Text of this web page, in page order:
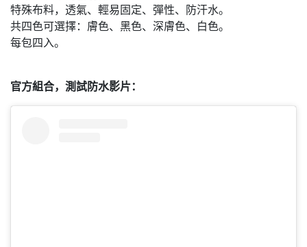
特殊布料，透氣、輕易固定、彈性、防汗水。
共四色可選擇：膚色、黑色、深膚色、白色。
每包四入。
官方組合，測試防水影片：